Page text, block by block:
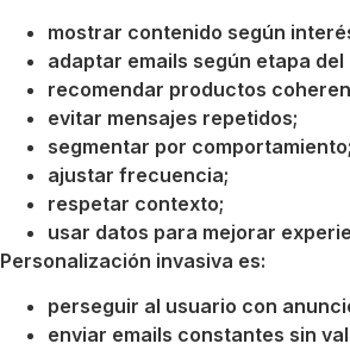
mostrar contenido según
adaptar emails según etapa del
recomendar productos
evitar mensajes repetidos;
segmentar por comportamiento;
ajustar frecuencia;
respetar contexto;
usar datos para mejorar
Personalización invasiva es:
perseguir al usuario con
enviar emails constantes sin